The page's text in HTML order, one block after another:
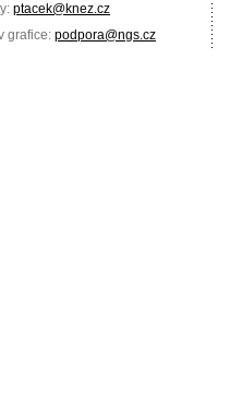
ptacek@knez.cz
grafice: podpora@ngs.cz